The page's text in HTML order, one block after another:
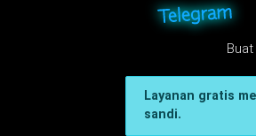
Layanan gratis
sandi.